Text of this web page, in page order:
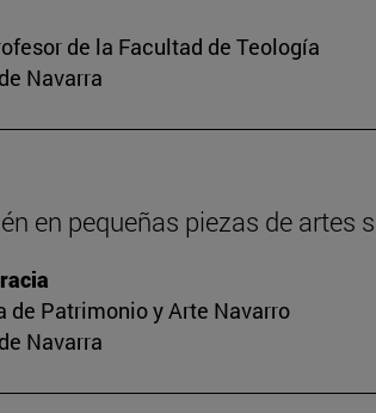
de la Facultad de Teología
Navarra
en pequeñas piezas de artes
de Patrimonio y Arte Navarro
Navarra